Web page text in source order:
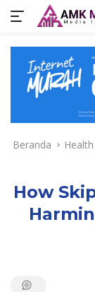
konten
Beranda Health
How